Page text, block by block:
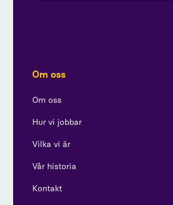
Om oss
Om oss
Hur vi jobbar
Vilka vi är
Vår historia
Kontakt